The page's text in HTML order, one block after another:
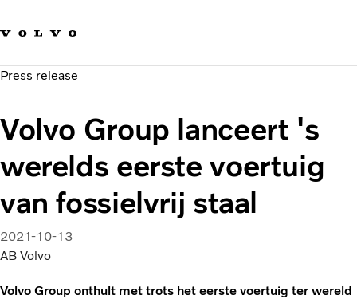
Sustainable Transportation
News & Media
About us
Press release
Volvo Group lanceert 's
werelds eerste voertuig
van fossielvrij staal
2021-10-13
AB Volvo
Volvo Group onthult met trots het eerste voertuig ter wereld